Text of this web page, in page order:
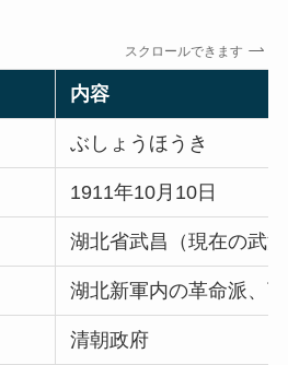
スクロールできます
内容
ぶしょうほうき
1911年10月10日
湖北省武昌（現在の武
湖北新軍内の革命派、
清朝政府